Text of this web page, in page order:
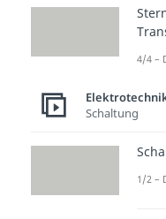
die
hier
4/4 –
Schaltung
1/2 –